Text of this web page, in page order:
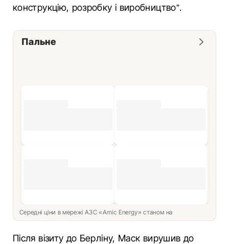
конструкцію, розробку і виробництво”.
Пальне
Середні ціни в мережі АЗС «Amic Energy» станом на
Після візиту до Берліну, Маск вирушив до